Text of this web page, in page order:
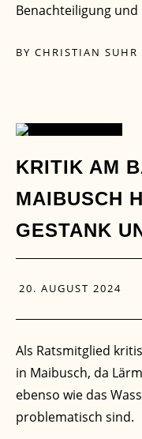
Benachteiligung
BY CHRISTIAN SUHR
20
AUG.
KRITIK AM
MAIBUSCH
GESTANK
20. AUGUST 2024
Als Ratsmitglied
in Maibusch, da
ebenso wie das
problematisch sind.